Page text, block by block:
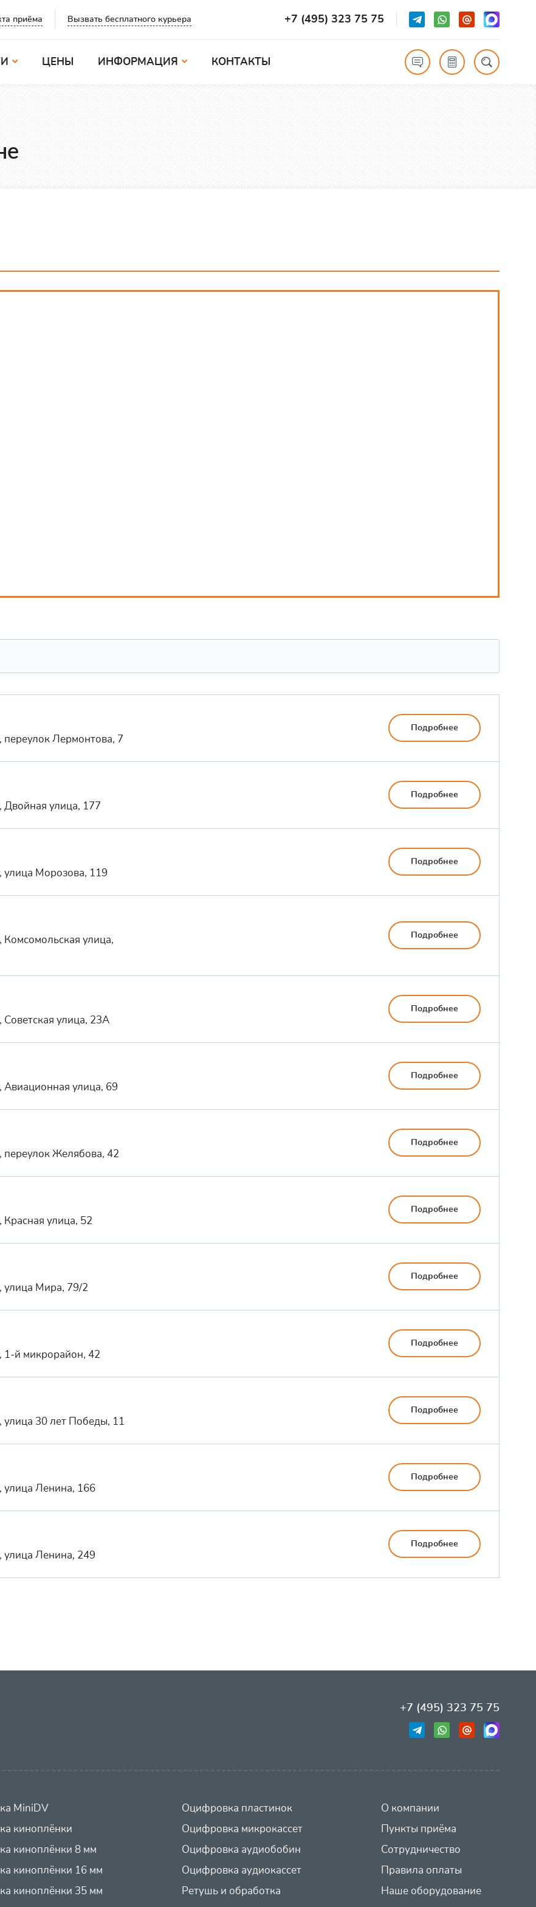
приёма Вызвать бесплатного курьера +7 (495) 323 75 75
ЦЕНЫ ИНФОРМАЦИЯ КОНТАКТЫ
Лермонтова, 7
Подробнее
Двойная улица, 177
Подробнее
улица Морозова, 119
Подробнее
улица,
Подробнее
улица, 23А
Подробнее
улица, 69
Подробнее
переулок Желябова, 42
Подробнее
улица, 52
Подробнее
улица Мира, 79/2
Подробнее
1-й микрорайон, 42
Подробнее
улица 30 лет Победы, 11
Подробнее
улица Ленина, 166
Подробнее
улица Ленина, 249
Подробнее
+7 (495) 323 75 75
MiniDV
киноплёнки
киноплёнки 8 мм
киноплёнки 16 мм
киноплёнки 35 мм
Оцифровка пластинок
Оцифровка микрокассет
Оцифровка аудиобобин
Оцифровка аудиокассет
Ретушь и обработка
О компании
Пункты приёма
Сотрудничество
Правила оплаты
Наше оборудование